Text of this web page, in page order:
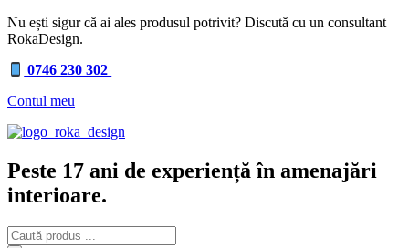
Nu ești sigur că ai ales produsul potrivit? Discută cu un consultant
RokaDesign.
0746 230 302
Contul meu
Peste 17 ani de experiență în amenajări
interioare.
Products